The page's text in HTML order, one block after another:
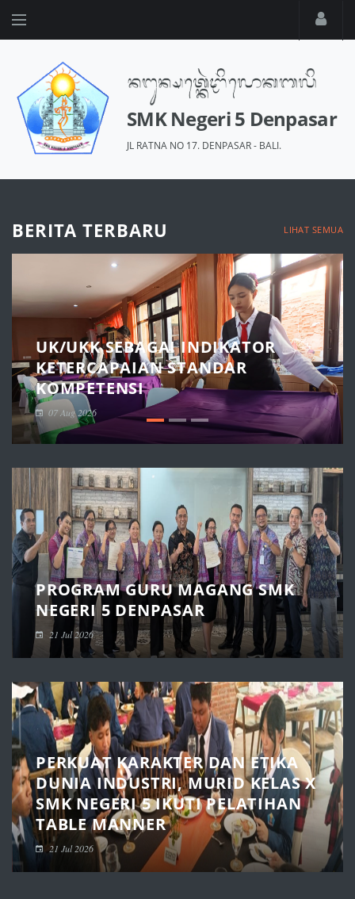
SMK Negeri 5 Denpasar
JL RATNA NO 17. DENPASAR - BALI.
BERITA TERBARU LIHAT SEMUA
UK/UKK SEBAGAI INDIKATOR
KETERCAPAIAN STANDAR
KOMPETENSI
07 Aug 2026
PROGRAM GURU MAGANG SMK
NEGERI 5 DENPASAR
21 Jul 2026
PERKUAT KARAKTER DAN ETIKA
DUNIA INDUSTRI, MURID KELAS X
SMK NEGERI 5 IKUTI PELATIHAN
TABLE MANNER
21 Jul 2026